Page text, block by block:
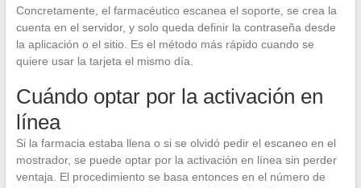
Concretamente, el farmacéutico escanea el soporte, se crea la
cuenta en el servidor, y solo queda definir la contraseña desde
la aplicación o el sitio. Es el método más rápido cuando se
quiere usar la tarjeta el mismo día.
Cuándo optar por la activación en
línea
Si la farmacia estaba llena o si se olvidó pedir el escaneo en el
mostrador, se puede optar por la activación en línea sin perder
ventaja. El procedimiento se basa entonces en el número de